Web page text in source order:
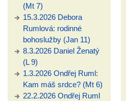
(Mt 7)
15.3.2026 Debora
Rumlová: rodinné
bohoslužby (Jan 11)
8.3.2026 Daniel Ženatý
(L 9)
1.3.2026 Ondřej Ruml:
Kam máš srdce? (Mt 6)
22.2.2026 Ondřej Ruml